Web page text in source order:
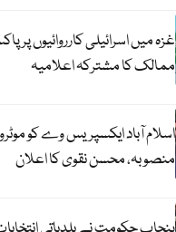
ممالک کا مشترکہ اعلامیہ
اسلام آباد ایکسپریس وے کو
منصوبہ، محسن نقوی کا اعلان